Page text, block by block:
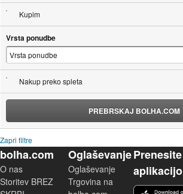
Kupim
Vrsta ponudbe
Nakup preko spleta
PREBRSKAJ BOLHA.COM
Zapri filtre
bolha.com
O nas
Storitev BREZ
Oglaševanje
Oglaševanje
Trgovina na
Prenesite
aplikacijo